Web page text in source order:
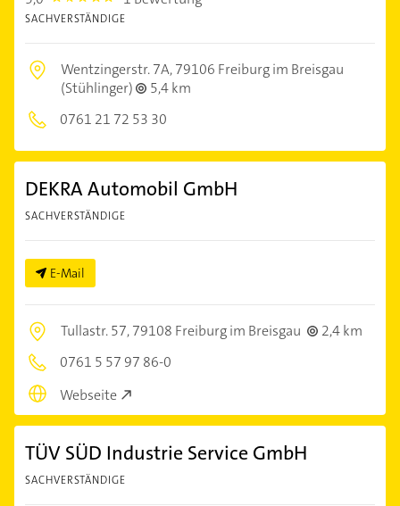
SACHVERSTÄNDIGE
Wentzingerstr. 7A,79106 Freiburg im Breisgau
(Stühlinger)
5,4 km
0761 21 72 53 30
DEKRA Automobil GmbH
SACHVERSTÄNDIGE
E-Mail
Tullastr. 57,79108 Freiburg im Breisgau
2,4 km
0761 5 57 97 86-0
Webseite
TÜV SÜD Industrie Service GmbH
SACHVERSTÄNDIGE